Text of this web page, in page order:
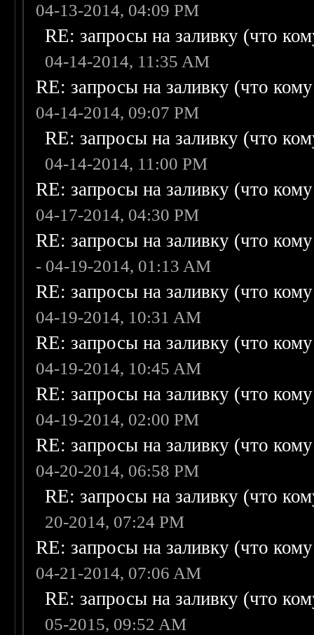
04-13-2014, 04:09 PM
RE: запросы на заливку (что
04-14-2014, 11:35 AM
RE: запросы на заливку (что
04-14-2014, 09:07 PM
RE: запросы на заливку (что
04-14-2014, 11:00 PM
RE: запросы на заливку (что
04-17-2014, 04:30 PM
RE: запросы на заливку (что
- 04-19-2014, 01:13 AM
RE: запросы на заливку (что
04-19-2014, 10:31 AM
RE: запросы на заливку (что
04-19-2014, 10:45 AM
RE: запросы на заливку (что
04-19-2014, 02:00 PM
RE: запросы на заливку (что
04-20-2014, 06:58 PM
RE: запросы на заливку (что
20-2014, 07:24 PM
RE: запросы на заливку (что
04-21-2014, 07:06 AM
RE: запросы на заливку (что
05-2015, 09:52 AM